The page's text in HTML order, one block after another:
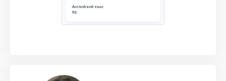
Отдельное ОГРОМНЕЙШЕЕ спасибо Юле и
кураторам за обратную связь и
действительно важно, чтобы каждый ученик